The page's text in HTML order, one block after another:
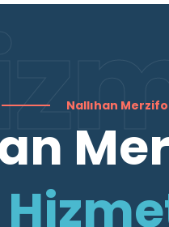
Nallıhan